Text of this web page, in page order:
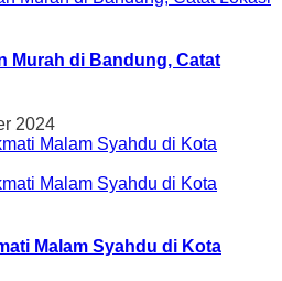
Murah di Bandung, Catat
2024
Malam Syahdu di Kota